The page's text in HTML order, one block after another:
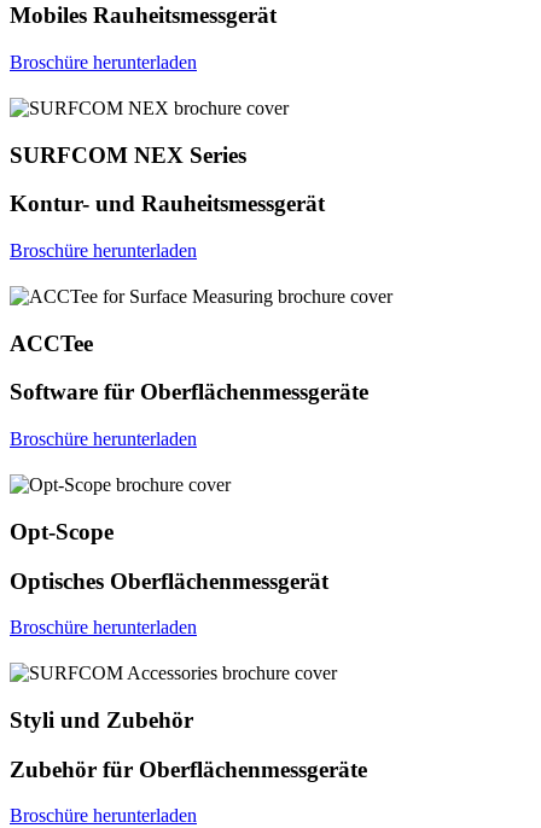
Mobiles Rauheitsmessgerät
Broschüre herunterladen
SURFCOM NEX Series
Kontur- und Rauheitsmessgerät
Broschüre herunterladen
ACCTee
Software für Oberflächenmessgeräte
Broschüre herunterladen
Opt-Scope
Optisches Oberflächenmessgerät
Broschüre herunterladen
Styli und Zubehör
Zubehör für Oberflächenmessgeräte
Broschüre herunterladen